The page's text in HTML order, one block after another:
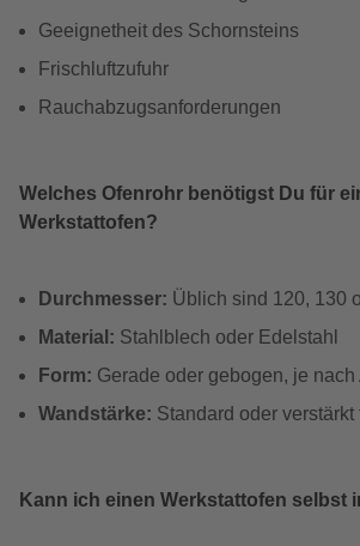
Geeignetheit des Schornsteins
Frischluftzufuhr
Rauchabzugsanforderungen
Welches Ofenrohr benötigst Du für
Werkstattofen?
Durchmesser: Üblich sind 120, 130
Material: Stahlblech oder Edelstahl
Form: Gerade oder gebogen, je
Wandstärke: Standard oder
Kann ich einen Werkstattofen selbst